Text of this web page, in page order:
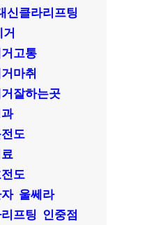
신클라리프팅
고통
마취
잘하는곳
도
도
울쎄라
프팅 인중점